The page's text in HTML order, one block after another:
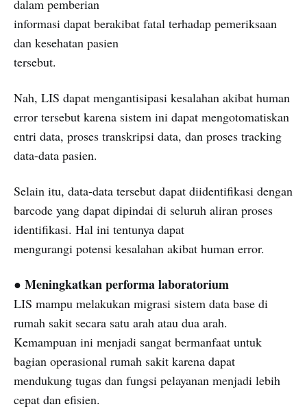
dalam pemberian
informasi dapat berakibat fatal terhadap pemeriksaan
dan kesehatan pasien
tersebut.
Nah, LIS dapat mengantisipasi kesalahan akibat human
error tersebut karena sistem ini dapat mengotomatiskan
entri data, proses transkripsi data, dan proses tracking
data-data pasien.
Selain itu, data-data tersebut dapat diidentifikasi dengan
barcode yang dapat dipindai di seluruh aliran proses
identifikasi. Hal ini tentunya dapat
mengurangi potensi kesalahan akibat human error.
● Meningkatkan performa laboratorium
LIS mampu melakukan migrasi sistem data base di
rumah sakit secara satu arah atau dua arah.
Kemampuan ini menjadi sangat bermanfaat untuk
bagian operasional rumah sakit karena dapat
mendukung tugas dan fungsi pelayanan menjadi lebih
cepat dan efisien.